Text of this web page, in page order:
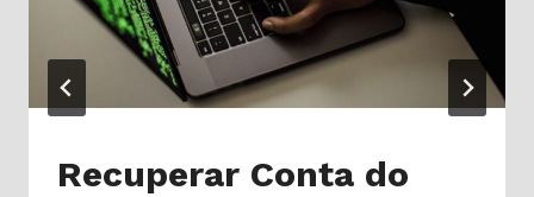
Recuperar Conta do